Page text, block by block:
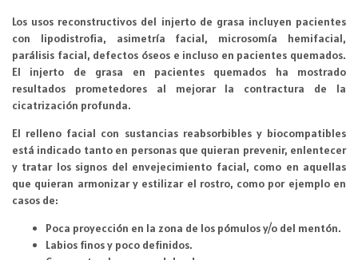
Los usos reconstructivos del injerto de grasa incluyen pacientes
con lipodistrofia, asimetría facial, microsomía hemifacial,
parálisis facial, defectos óseos e incluso en pacientes quemados.
El injerto de grasa en pacientes quemados ha mostrado
resultados prometedores al mejorar la contractura de la
cicatrización profunda.
El relleno facial con sustancias reabsorbibles y biocompatibles
está indicado tanto en personas que quieran prevenir, enlentecer
y tratar los signos del envejecimiento facial, como en aquellas
que quieran armonizar y estilizar el rostro, como por ejemplo en
casos de:
Poca proyección en la zona de los pómulos y/o del mentón.
Labios finos y poco definidos.